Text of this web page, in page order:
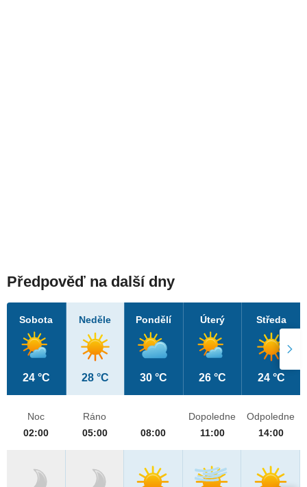
Předpověď na další dny
Sobota
24 °C
Neděle
28 °C
Pondělí
30 °C
Úterý
26 °C
Středa
24 °C
Noc
02:00
Ráno
05:00
08:00
Dopoledne
11:00
Odpoledne
14:00